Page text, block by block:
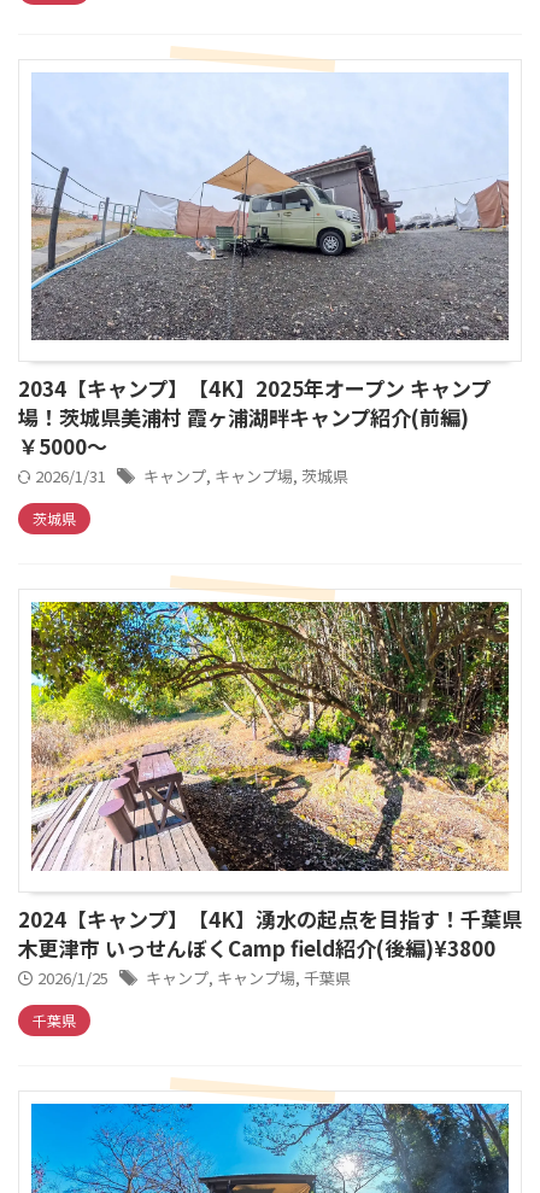
2034【キャンプ】【4K】2025年オープン キャンプ
場！茨城県美浦村 霞ヶ浦湖畔キャンプ紹介(前編)
￥5000～
2026/1/31 キャンプ, キャンプ場, 茨城県
茨城県
2024【キャンプ】【4K】湧水の起点を目指す！千葉県
木更津市 いっせんぼくCamp field紹介(後編)¥3800
2026/1/25 キャンプ, キャンプ場, 千葉県
千葉県